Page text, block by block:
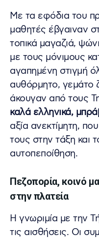
Με τα εφόδια του
μαθητές έβγαιναν
τοπικά μαγαζιά,
με τους μόνιμους
αγαπημένη στιγμή
αυθόρμητο, γεμάτο
άκουγαν από τους
καλά ελληνικά,
αξία ανεκτίμητη,
τους στην τάξη και
αυτοπεποίθηση.
Πεζοπορία, κοινό
στην πλατεία
Η γνωριμία με την
τις αισθήσεις. Οι